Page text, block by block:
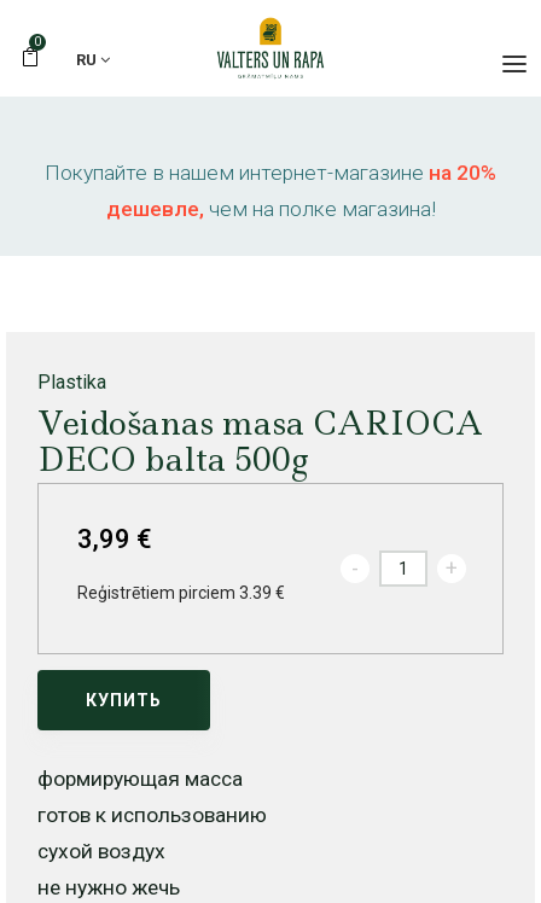
0
RU
Покупайте в нашем интернет-магазине на 20%
дешевле, чем на полке магазина!
Plastika
Veidošanas masa CARIOCA
DECO balta 500g
3,99 €
Reģistrētiem pirciem 3.39 €
- +
КУПИТЬ
формирующая масса
готов к использованию
сухой воздух
не нужно жечь